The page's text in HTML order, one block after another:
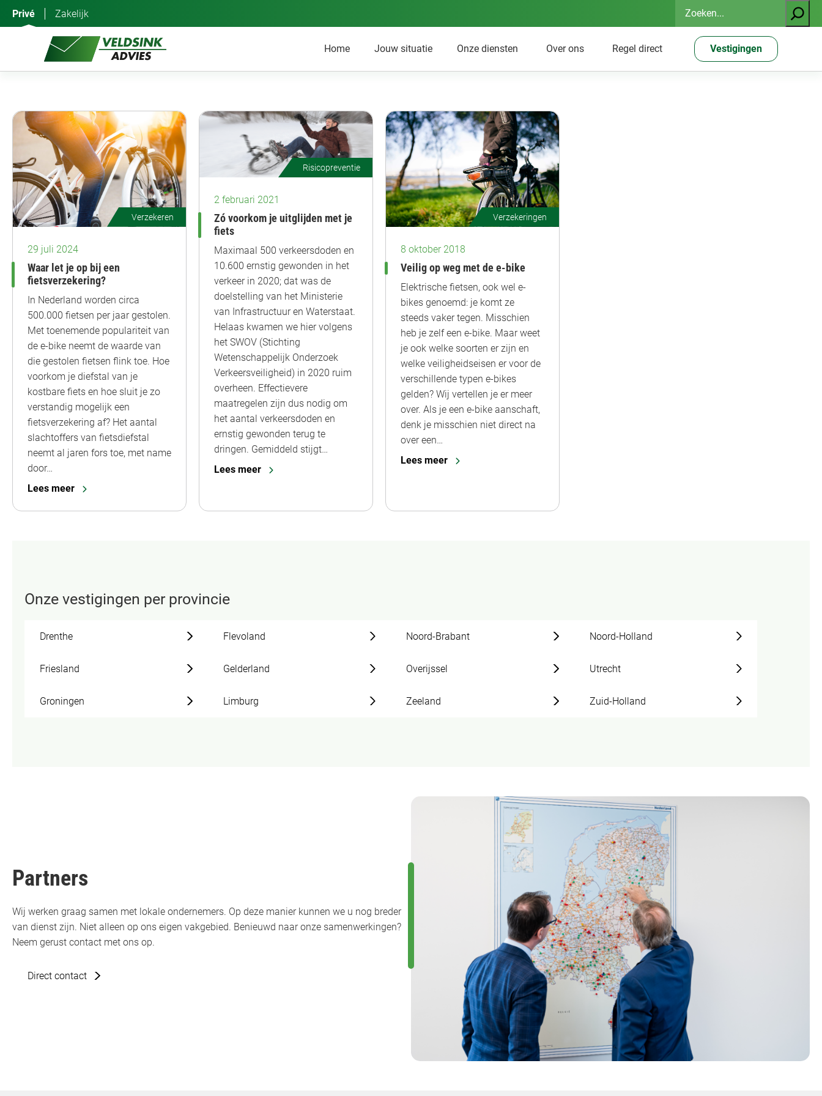
Privé Zakelijk
Zoeken
Home Jouw situatie Onze diensten Over ons Regel direct Vestigingen
Verzekeren
29 juli 2024
Waar let je op bij een
fietsverzekering?
In Nederland worden circa
500.000 fietsen per jaar gestolen.
Met toenemende populariteit van
de e-bike neemt de waarde van
die gestolen fietsen flink toe. Hoe
voorkom je diefstal van je
kostbare fiets en hoe sluit je zo
verstandig mogelijk een
fietsverzekering af? Het aantal
slachtoffers van fietsdiefstal
neemt al jaren fors toe, met name
door…
Lees meer
Risicopreventie
2 februari 2021
Zó voorkom je uitglijden met je
fiets
Maximaal 500 verkeersdoden en
10.600 ernstig gewonden in het
verkeer in 2020; dat was de
doelstelling van het Ministerie
van Infrastructuur en Waterstaat.
Helaas kwamen we hier volgens
het SWOV (Stichting
Wetenschappelijk Onderzoek
Verkeersveiligheid) in 2020 ruim
overheen. Effectievere
maatregelen zijn dus nodig om
het aantal verkeersdoden en
ernstig gewonden terug te
dringen. Gemiddeld stijgt…
Lees meer
Verzekeringen
8 oktober 2018
Veilig op weg met de e-bike
Elektrische fietsen, ook wel e-
bikes genoemd: je komt ze
steeds vaker tegen. Misschien
heb je zelf een e-bike. Maar weet
je ook welke soorten er zijn en
welke veiligheidseisen er voor de
verschillende typen e-bikes
gelden? Wij vertellen je er meer
over. Als je een e-bike aanschaft,
denk je misschien niet direct na
over een…
Lees meer
Onze vestigingen per provincie
Drenthe Flevoland Noord-Brabant Noord-Holland
Friesland Gelderland Overijssel Utrecht
Groningen Limburg Zeeland Zuid-Holland
Partners
Wij werken graag samen met lokale ondernemers. Op deze manier kunnen we u nog breder
van dienst zijn. Niet alleen op ons eigen vakgebied. Benieuwd naar onze samenwerkingen?
Neem gerust contact met ons op.
Direct contact